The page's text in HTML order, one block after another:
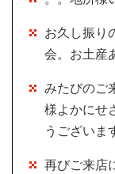
お久し振り
会。お土産
みたびのご
様よかにせ
うございま
再びご来店